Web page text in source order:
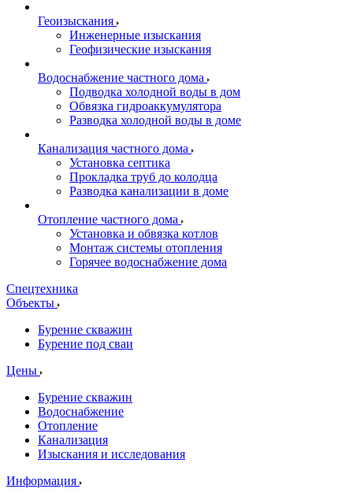
Геоизыскания
Инженерные изыскания
Геофизические изыскания
Водоснабжение частного дома
Подводка холодной воды в дом
Обвязка гидроаккумулятора
Разводка холодной воды в доме
Канализация частного дома
Установка септика
Прокладка труб до колодца
Разводка канализации в доме
Отопление частного дома
Установка и обвязка котлов
Монтаж системы отопления
Горячее водоснабжение дома
Спецтехника
Объекты
Бурение скважин
Бурение под сваи
Цены
Бурение скважин
Водоснабжение
Отопление
Канализация
Изыскания и исследования
Информация